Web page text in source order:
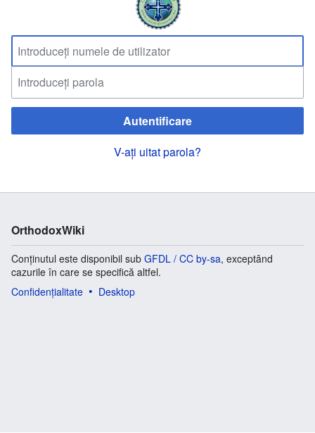
Autentificare
V-ați uitat parola?
OrthodoxWiki
Conținutul este disponibil sub GFDL / CC by-sa, exceptând
cazurile în care se specifică altfel.
Confidențialitate
Desktop